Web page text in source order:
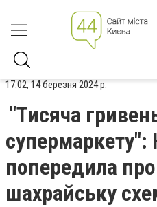
17:02, 14 березня 2024 р.
"Тисяча
супермаркету":
попередила
шахрайську